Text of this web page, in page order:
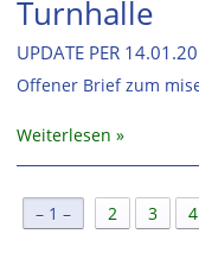
Turnhalle
UPDATE PER
Offener Brief zum
Weiterlesen
1 2 3 4